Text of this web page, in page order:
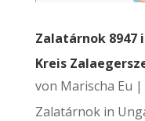
Zalatárnok 8947
Kreis
von Marischa Eu |
Zalatárnok in